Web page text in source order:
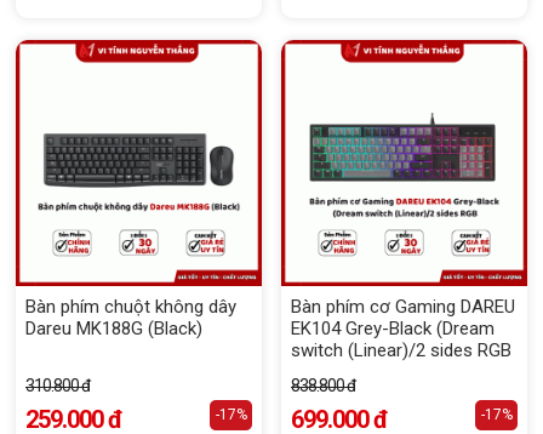
Bàn phím chuột không dây
Dareu MK188G (Black)
310.800 đ
259.000 đ -17%
Bàn phím cơ Gaming DAREU
EK104 Grey-Black (Dream
switch (Linear)/2 sides RGB
838.800 đ
699.000 đ -17%